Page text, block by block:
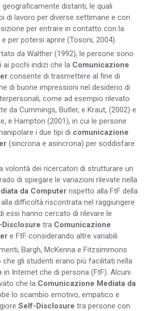
distanti, le quali
di lavoro per diverse settimane e con
per entrare in contatto con la
per potersi aprire (Tosoni, 2004).
da Walther (1992), le persone sono
pochi indizi che la Comunicazione
consente di trasmettere al fine di
di buone impressioni nel desiderio di
come ad esempio rilevato
da Cummings, Butler, e Kraut, (2002) e
e Hampton (2001), in cui le persone
i due tipi di comunicazione
(sincrona e asincrona) per soddisfare
volontà dei ricercatori di strutturare un
di spiegare le variazioni rilevate nella
da Computer rispetto alla FtF della
difficoltà riscontrata nel raggiungere
essi hanno cercato di rilevare le
tra Comunicazione
e FtF considerando altre variabili.
Bargh, McKenna e Fitzsimmons
gli studenti erano più facilitati nella
in Internet che di persona (FtF). Alcuni
che la Comunicazione Mediata da
lo scambio emotivo, empatico e
Self-Disclosure tra persone con